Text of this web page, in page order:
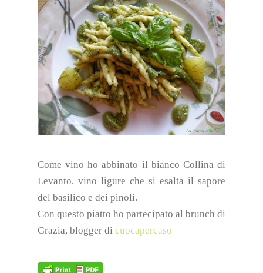
Come vino ho abbinato il bianco Collina di
Levanto, vino ligure che si esalta il sapore
del basilico e dei pinoli.
Con questo piatto ho partecipato al brunch di
Grazia, blogger di cuocapercaso